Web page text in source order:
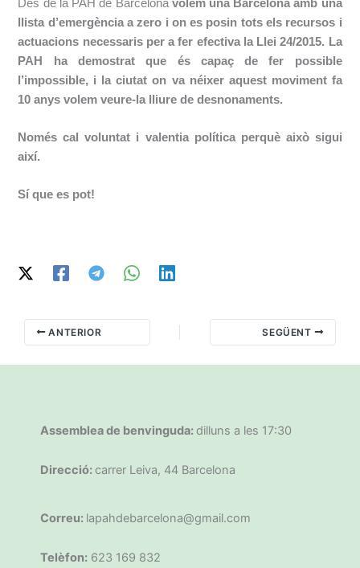
Des de la PAH de Barcelona volem una Barcelona amb una
llista d’emergència a zero i on es posin tots els recursos i
actuacions necessaris per a fer efectiva la Llei 24/2015. La
PAH ha demostrat que és capaç de fer possible
l’impossible, i la ciutat on va néixer aquest moviment fa
10 anys volem veure-la lliure de desnonaments.
Només cal voluntat i valentia política perquè això sigui
així.
Sí que es pot!
ANTERIOR SEGÜENT
Assemblea de benvinguda: dilluns a les 17:30
Direcció: carrer Leiva, 44 Barcelona
Correu: lapahdebarcelona@gmail.com
Telèfon: 623 169 832